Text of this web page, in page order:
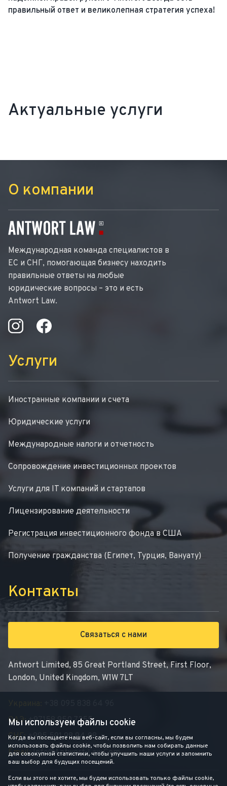
правильный ответ и великолепная стратегия успеха!
Актуальные услуги
О компании
Международная команда специалистов в
ЕС и СНГ, помогающая бизнесу находить
правильные ответы на любые
юридические вопросы – это и есть
Antwort Law.
Услуги
Иностранные компании и счета
Юридические услуги
Международные налоги и отчетность
Сопровождение инвестиционных проектов
Услуги для IT компаний и стартапов
Лицензирование деятельности
Регистрация инвестиционного фонда в США
Получение гражданства (Египет, Турция, Вануату)
Контакты
Связаться с нами
Antwort Limited, 85 Great Portland Street, First Floor,
London, United Kingdom, W1W 7LT
ОАЭ:+97158 950 7355
СНГ: +995 591 98 94 08
Email:Info@antwort-Law.com
Мы используем файлы cookie
Когда вы посещаете наш веб-сайт, если вы согласны, мы будем
использовать файлы cookie, чтобы позволить нам собирать данные
для совокупной статистики, чтобы улучшить наши услуги и запомнить
ваш выбор для будущих посещений.
Если вы этого не хотите, мы будем использовать только файлы cookie,